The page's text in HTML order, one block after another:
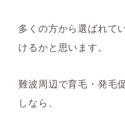
多くの方から選ばれて
けるかと思います。
難波周辺で育毛・発毛
しなら、